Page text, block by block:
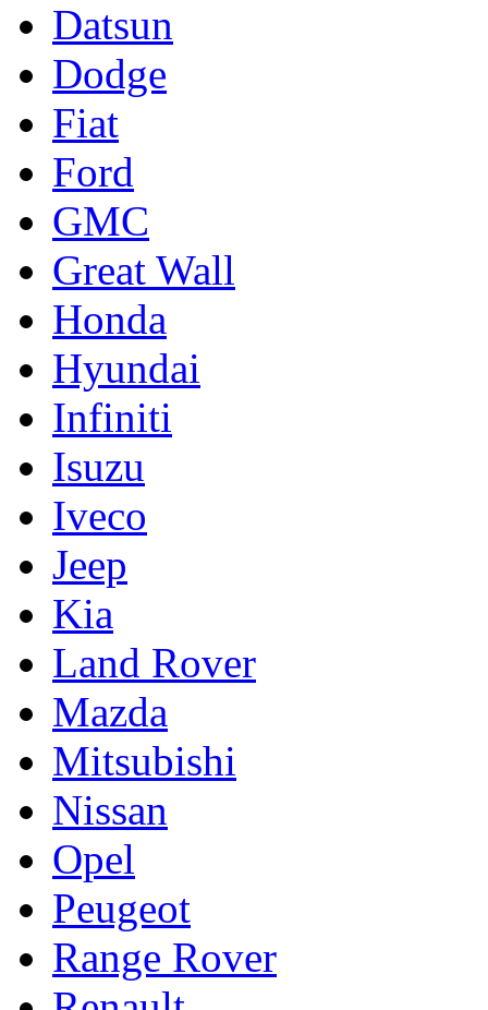
Datsun
Dodge
Fiat
Ford
GMC
Great Wall
Honda
Hyundai
Infiniti
Isuzu
Iveco
Jeep
Kia
Land Rover
Mazda
Mitsubishi
Nissan
Opel
Peugeot
Range Rover